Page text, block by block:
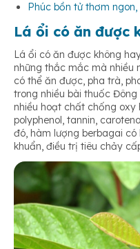
Hỗ trợ hệ tiêu hóa
Chống oxy hóa
Lợi ích làm đẹp da từ
Phúc bồn tử thơm
Lá ổi có ăn được
Lá ổi có ăn được không
những thắc mắc mà nhiều
có thể ăn được, pha trà,
trong nhiều bài thuốc Đông
nhiều hoạt chất chống oxy
polyphenol, tannin,
đó, hàm lượng berbagai
khuẩn, điều trị tiêu chảy